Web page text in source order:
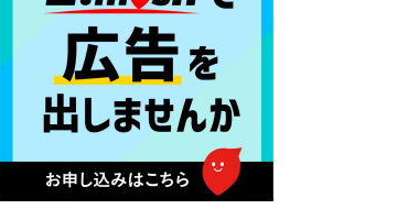
のご利用案内
2026年7月10日 台湾伝統音楽
団体 「北埔八音団・楽善軒」
公演開催のお知らせ
ンディング型ふるさと納税の
実施について